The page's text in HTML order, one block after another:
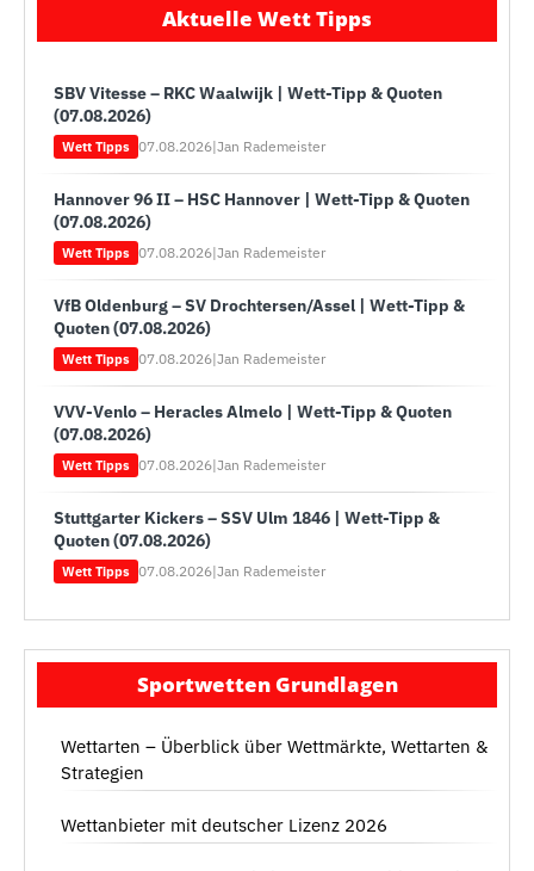
Aktuelle Wett Tipps
SBV Vitesse – RKC Waalwijk | Wett-Tipp & Quoten
(07.08.2026)
Wett Tipps 07.08.2026|Jan Rademeister
Hannover 96 II – HSC Hannover | Wett-Tipp & Quoten
(07.08.2026)
Wett Tipps 07.08.2026|Jan Rademeister
VfB Oldenburg – SV Drochtersen/Assel | Wett-Tipp &
Quoten (07.08.2026)
Wett Tipps 07.08.2026|Jan Rademeister
VVV-Venlo – Heracles Almelo | Wett-Tipp & Quoten
(07.08.2026)
Wett Tipps 07.08.2026|Jan Rademeister
Stuttgarter Kickers – SSV Ulm 1846 | Wett-Tipp &
Quoten (07.08.2026)
Wett Tipps 07.08.2026|Jan Rademeister
Sportwetten Grundlagen
Wettarten – Überblick über Wettmärkte, Wettarten &
Strategien
Wettanbieter mit deutscher Lizenz 2026